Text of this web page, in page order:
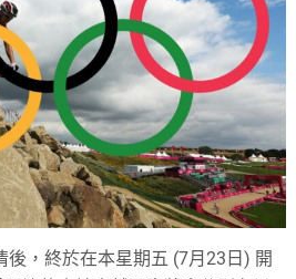
後，終於在本星期五 (7月 23 日) 開